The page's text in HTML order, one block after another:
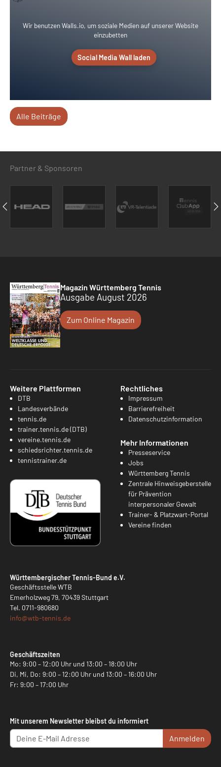
Wir benutzen Walls.io, um soziale Medien auf unserer Website
einzubetten
Social Media Wall laden
Alle Beiträge
Partner & Sponsoren
Magazin Württemberg Tennis
Ausgabe August 2026
Zum Online Magazin
Weitere Plattformen
DTB
Landesverbände
tennis.de
trainer.tennis.de (DTB)
vereine.tennis.de
schiedsrichter.tennis.de
tennistrainer.de
Rechtliches
Impressum
Barrierefreiheit
Datenschutzinformation
Mehr Informationen
Presseservice
Jobs
Württemberg Tennis
Zentrale Hinweisgeberstelle
für Prävention
interpersonaler Gewalt
Trainer- & Platzwart-Portal
Vereine finden
Württembergischer Tennis-Bund e.V.
Geschäftsstelle WTB
Emerholzweg 79, 70439 Stuttgart
Tel. 0711-980680
info@wtb-tennis.de
Geschäftszeiten
Mo: 9:00 – 12:00 Uhr und 13:00 – 18:00 Uhr
Di, Mi, Do: 9:00 – 12:00 Uhr und 13:00 – 16:00 Uhr
Fr: 9:00 – 17:00 Uhr
Mit unserem Newsletter bleibst du informiert
Anmelden